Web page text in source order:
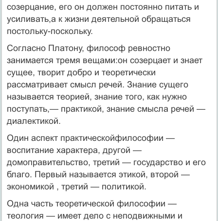
созерцание, его он должен постоянно питать и
усиливать,а к жизни деятельной обращаться
постольку-поскольку.
Согласно Платону, философ ревностно
занимается тремя вещами:он созерцает и знает
сущее, творит добро и теоретически
рассматривает смысл речей. Знание сущего
называется теорией, знание того, как нужно
поступать,— практикой, знание смысла речей —
диалектикой.
Один аспект практическойфилософии —
воспитание характера, другой —
домоправительство, третий — государство и его
благо. Первый называется этикой, второй —
экономикой , третий — политикой.
Одна часть теоретической философии —
теология — имеет дело с неподвижными и